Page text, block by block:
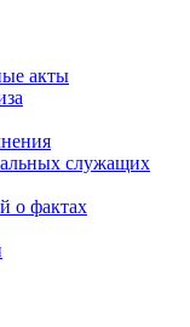
акты
служащих
о фактах